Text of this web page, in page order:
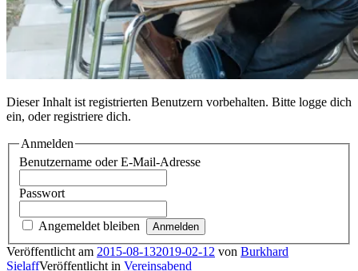
Dieser Inhalt ist registrierten Benutzern vorbehalten. Bitte logge dich
ein, oder registriere dich.
Anmelden
Benutzername oder E-Mail-Adresse
Passwort
Angemeldet bleiben
Veröffentlicht am 2015-08-132019-02-12 von Burkhard
SielaffVeröffentlicht in Vereinsabend